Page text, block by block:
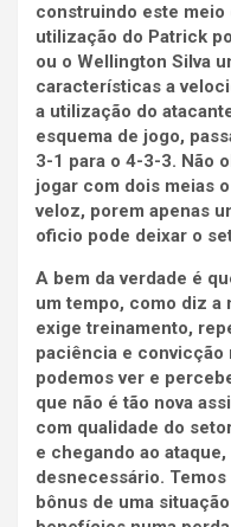
construindo este meio
utilização do Patrick
ou o Wellington Silva
características a
a utilização do
esquema de jogo,
3-1 para o 4-3-3. Não
jogar com dois meias
veloz, porem apenas
oficio pode deixar o
A bem da verdade é
umtempo, como diz a
exige treinamento,
paciência e convicção
podemos ver e
que não é tão nova
com qualidade do
e chegando ao
desnecessário. Temos
bônus de uma